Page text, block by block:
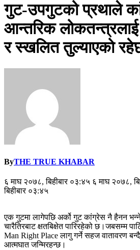
गुट-उपगुटको प्रथाले
आन्तरिक
र स्खलित तुल्याएको
ByTHE TRUE KHABAR
६ माघ २०७८, बिहीबार ०३:४५ ६ माघ २०७८,
बिहीबार ०३:४५
एक गुटमा लागेपछि अर्को गुट कांग्रेस नै हैनन भन्ने
चारैतिरबाट क्षतबिक्षेत पारिरहेको छ।जबसम्म
Man Right Place लागु गर्ने सहज वातावरण
आत्मघात जन्मिरहन्छ।